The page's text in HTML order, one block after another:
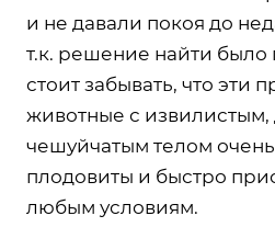
и не давали покоя до
т.к. решение найти
стоит забывать, что эти
животные с
чешуйчатым телом
плодовиты и быстро
любым условиям.